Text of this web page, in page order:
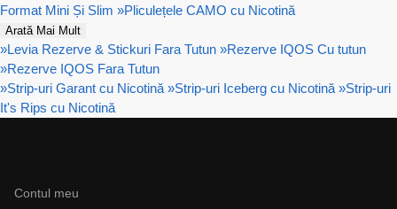
Format Mini Și Slim »Pliculețele CAMO cu Nicotină
Arată Mai Mult
»Levia Rezerve & Stickuri Fara Tutun »Rezerve IQOS Cu tutun
»Rezerve IQOS Fara Tutun
»Strip-uri Garant cu Nicotină »Strip-uri Iceberg cu Nicotină »Strip-uri
It's Rips cu Nicotină
Contul meu